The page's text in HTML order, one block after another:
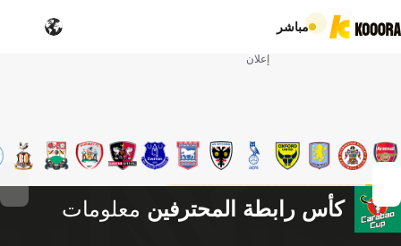
مباشر
إعلان
كأس رابطة المحترفين معلومات